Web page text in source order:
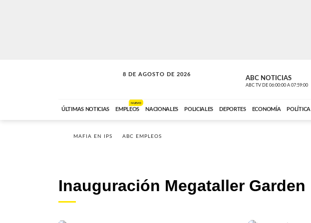
8 DE AGOSTO DE 2026
SOLO MÚSICA ABC NOTICIAS
ABC TV DE 06:00:00 A 07:59:00
ÚLTIMAS NOTICIAS EMPLEOS
NUEVO
NACIONALES POLICIALES DEPORTES ECONOMÍA POLÍTICA
MAFIA EN IPS ABC EMPLEOS
Inauguración Megataller Garden